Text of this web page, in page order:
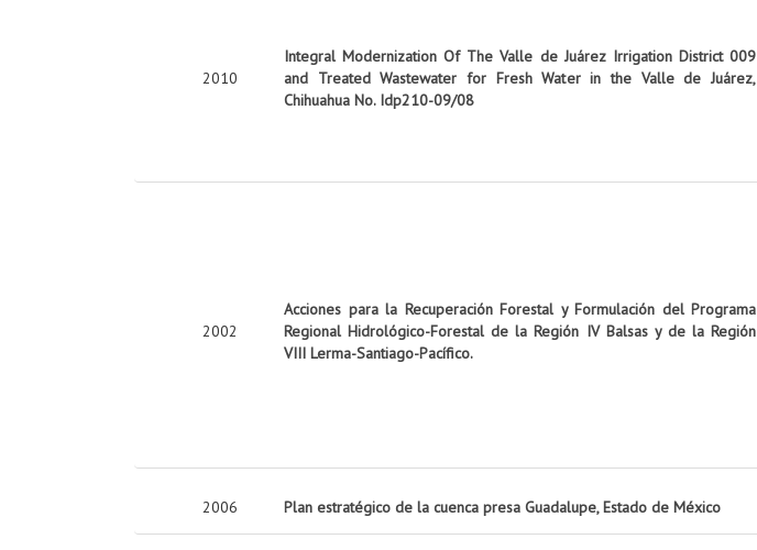
2010
Integral Modernization Of The Valle de Juárez Irrigation District 009
and Treated Wastewater for Fresh Water in the Valle de Juárez,
Chihuahua No. Idp210-09/08
2002
Acciones para la Recuperación Forestal y Formulación del Programa
Regional Hidrológico-Forestal de la Región IV Balsas y de la Región
VIII Lerma-Santiago-Pacífico.
2006 Plan estratégico de la cuenca presa Guadalupe, Estado de México